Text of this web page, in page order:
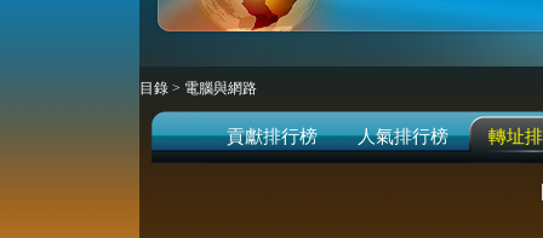
目錄 > 電腦與網路
貢獻排行榜 人氣排行榜 轉址